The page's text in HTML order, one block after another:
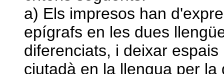
a) Els impresos han
epígrafs en les dues
diferenciats, i deixar
ciutadà en la llengua per la